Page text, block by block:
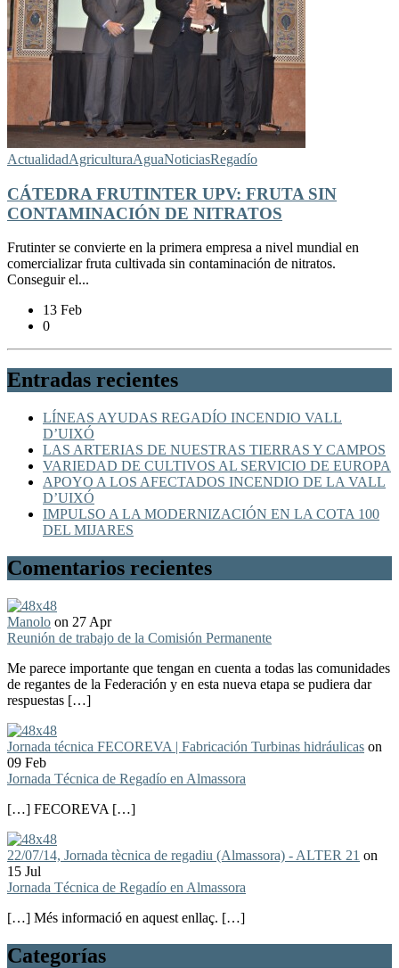
ActualidadAgriculturaAguaNoticiasRegadío
CÁTEDRA FRUTINTER UPV: FRUTA SIN
CONTAMINACIÓN DE NITRATOS
Frutinter se convierte en la primera empresa a nivel mundial en
comercializar fruta cultivada sin contaminación de nitratos.
Conseguir el...
13 Feb
0
Entradas recientes
LÍNEAS AYUDAS REGADÍO INCENDIO VALL
D’UIXÓ
LAS ARTERIAS DE NUESTRAS TIERRAS Y CAMPOS
VARIEDAD DE CULTIVOS AL SERVICIO DE EUROPA
APOYO A LOS AFECTADOS INCENDIO DE LA VALL
D’UIXÓ
IMPULSO A LA MODERNIZACIÓN EN LA COTA 100
DEL MIJARES
Comentarios recientes
Manolo on 27 Apr
Reunión de trabajo de la Comisión Permanente
Me parece importante que tengan en cuenta a todas las comunidades
de regantes de la Federación y en esta nueva etapa se pudiera dar
respuestas […]
Jornada técnica FECOREVA | Fabricación Turbinas hidráulicas on
09 Feb
Jornada Técnica de Regadío en Almassora
[…] FECOREVA […]
22/07/14, Jornada tècnica de regadiu (Almassora) - ALTER 21 on
15 Jul
Jornada Técnica de Regadío en Almassora
[…] Més informació en aquest enllaç. […]
Categorías